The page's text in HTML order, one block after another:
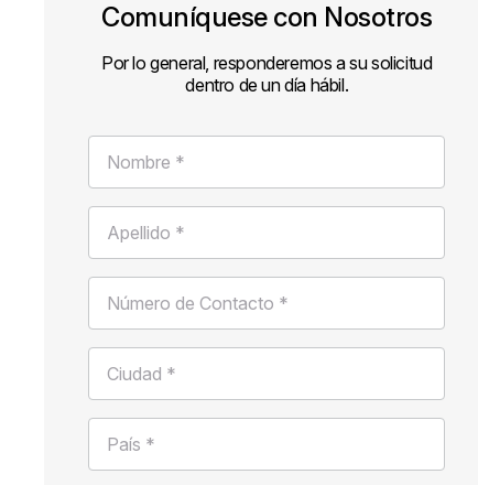
Comuníquese con Nosotros
Por lo general, responderemos a su solicitud
dentro de un día hábil.